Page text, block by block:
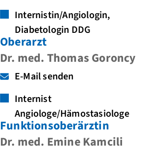
Internistin/Angiologin,
Diabetologin DDG
Oberarzt
Dr. med. Thomas Goroncy
E-Mail senden
Internist
Angiologe/Hämostasiologe
Funktionsoberärztin
Dr. med. Emine Kamcili